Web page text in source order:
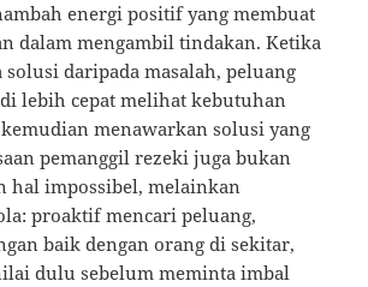
energi positif yang membuat
dalam mengambil tindakan. Ketika
daripada masalah, peluang
lebih cepat melihat kebutuhan
menawarkan solusi yang
pemanggil rezeki juga bukan
hal impossibel, melainkan
proaktif mencari peluang,
baik dengan orang di sekitar,
dulu sebelum meminta imbal